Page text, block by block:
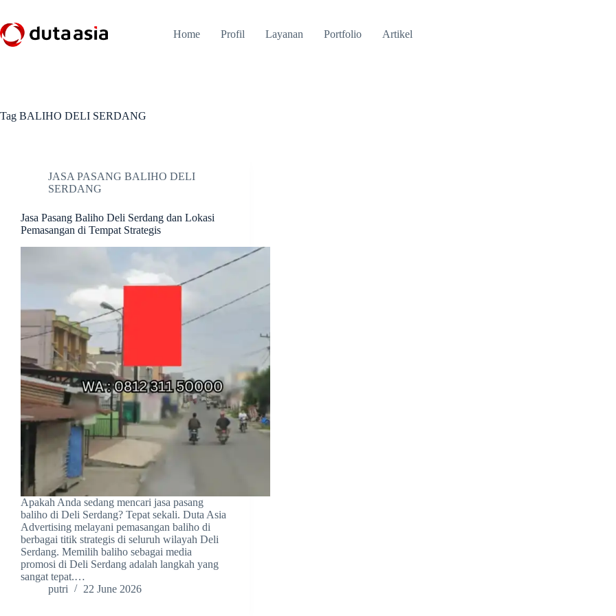
content
Home Profil Layanan Portfolio Artikel
Tag BALIHO DELI SERDANG
JASA PASANG BALIHO DELI
SERDANG
Jasa Pasang Baliho Deli Serdang dan Lokasi
Pemasangan di Tempat Strategis
Apakah Anda sedang mencari jasa pasang
baliho di Deli Serdang? Tepat sekali. Duta Asia
Advertising melayani pemasangan baliho di
berbagai titik strategis di seluruh wilayah Deli
Serdang. Memilih baliho sebagai media
promosi di Deli Serdang adalah langkah yang
sangat tepat.…
putri
22 June 2026